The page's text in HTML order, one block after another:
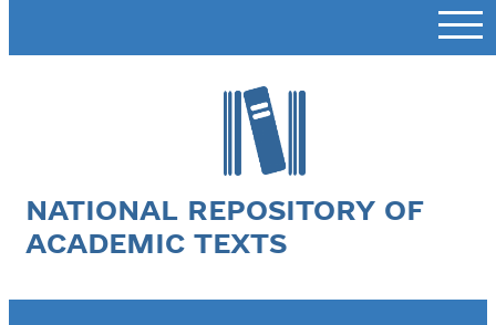
NATIONAL REPOSITORY OF
ACADEMIC TEXTS